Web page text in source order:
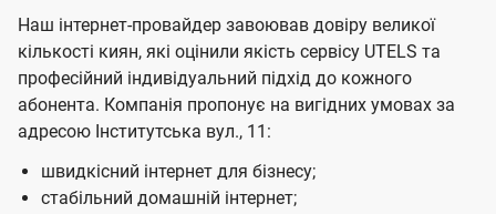
Наш інтернет-провайдер завоював довіру великої
кількості киян, які оцінили якість сервісу UTELS та
професійний індивідуальний підхід до кожного
абонента. Компанія пропонує на вигідних умовах за
адресою Інститутська вул., 11:
швидкісний інтернет для бізнесу;
стабільний домашній інтернет;